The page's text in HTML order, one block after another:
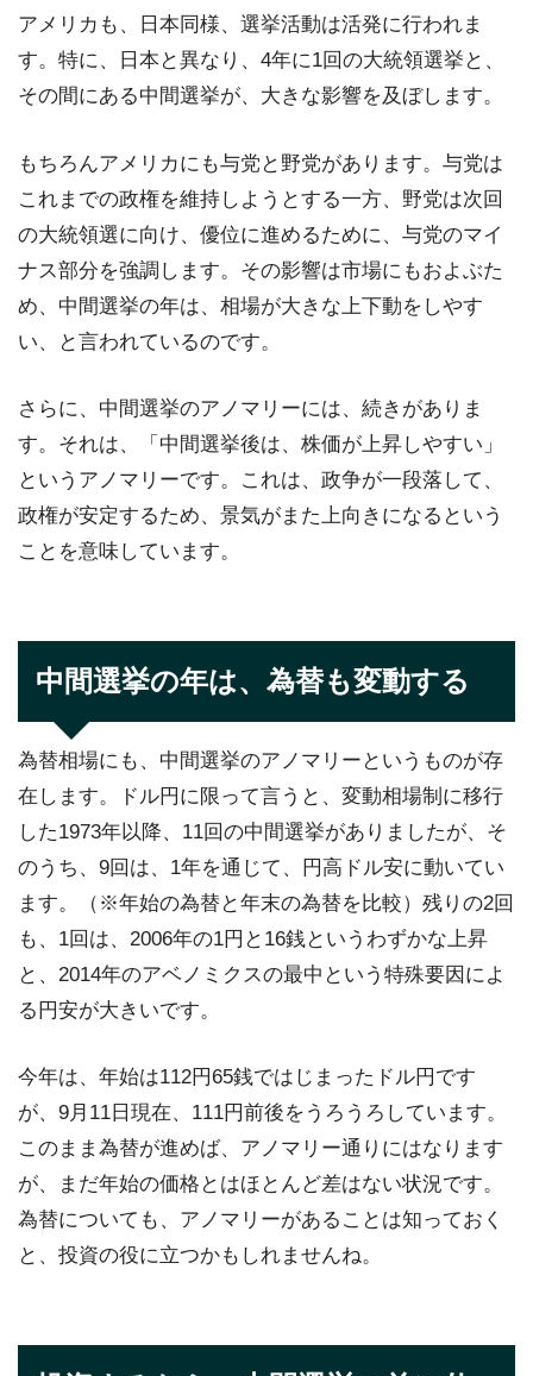
アメリカも、日本同様、選挙活動は活発に行われま
す。特に、日本と異なり、4年に1回の大統領選挙と、
その間にある中間選挙が、大きな影響を及ぼします。
もちろんアメリカにも与党と野党があります。与党は
これまでの政権を維持しようとする一方、野党は次回
の大統領選に向け、優位に進めるために、与党のマイ
ナス部分を強調します。その影響は市場にもおよぶた
め、中間選挙の年は、相場が大きな上下動をしやす
い、と言われているのです。
さらに、中間選挙のアノマリーには、続きがありま
す。それは、「中間選挙後は、株価が上昇しやすい」
というアノマリーです。これは、政争が一段落して、
政権が安定するため、景気がまた上向きになるという
ことを意味しています。
中間選挙の年は、為替も変動する
為替相場にも、中間選挙のアノマリーというものが存
在します。ドル円に限って言うと、変動相場制に移行
した1973年以降、11回の中間選挙がありましたが、そ
のうち、9回は、1年を通じて、円高ドル安に動いてい
ます。（※年始の為替と年末の為替を比較）残りの2回
も、1回は、2006年の1円と16銭というわずかな上昇
と、2014年のアベノミクスの最中という特殊要因によ
る円安が大きいです。
今年は、年始は112円65銭ではじまったドル円です
が、9月11日現在、111円前後をうろうろしています。
このまま為替が進めば、アノマリー通りにはなります
が、まだ年始の価格とはほとんど差はない状況です。
為替についても、アノマリーがあることは知っておく
と、投資の役に立つかもしれませんね。